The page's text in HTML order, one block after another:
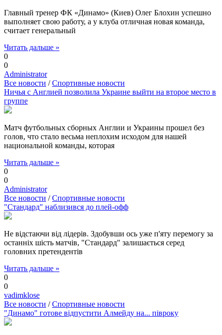
Главный тренер ФК «Динамо» (Киев) Олег Блохин успешно
выполняет свою работу, а у клуба отличная новая команда,
считает генеральный
Читать дальше »
0
0
Administrator
Все новости /Спортивные новости
Ничья с Англией позволила Украине выйти на второе место в
группе
Матч футбольных сборных Англии и Украины прошел без
голов, что стало весьма неплохим исходом для нашей
национальной команды, которая
Читать дальше »
0
0
Administrator
Все новости /Спортивные новости
"Стандард" наблизився до плей-офф
Не відстаючи від лідерів. Здобувши ось уже п'яту перемогу за
останніх шість матчів, "Стандард" залишається серед
головних претендентів
Читать дальше »
0
0
vadimklose
Все новости /Спортивные новости
"Динамо" готове відпустити Алмейду на... півроку